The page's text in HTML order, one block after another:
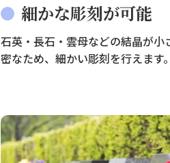
細かな彫刻が可能
石英・長石・雲母などの結晶が小
密なため、細かい彫刻を行えます。